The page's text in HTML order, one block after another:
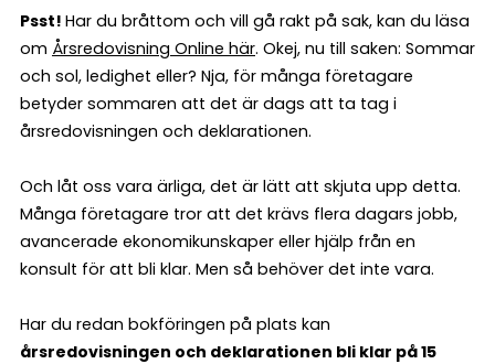
Psst! Har du bråttom och vill gå rakt på sak, kan du läsa
om Årsredovisning Online här. Okej, nu till saken: Sommar
och sol, ledighet eller? Nja, för många företagare
betyder sommaren att det är dags att ta tag i
årsredovisningen och deklarationen.
Och låt oss vara ärliga, det är lätt att skjuta upp detta.
Många företagare tror att det krävs flera dagars jobb,
avancerade ekonomikunskaper eller hjälp från en
konsult för att bli klar. Men så behöver det inte vara.
Har du redan bokföringen på plats kan
årsredovisningen och deklarationen bli klar på 15